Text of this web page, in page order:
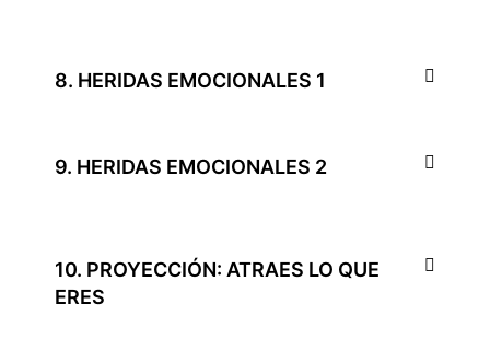
8. HERIDAS EMOCIONALES 1
9. HERIDAS EMOCIONALES 2
10. PROYECCIÓN: ATRAES LO QUE
ERES